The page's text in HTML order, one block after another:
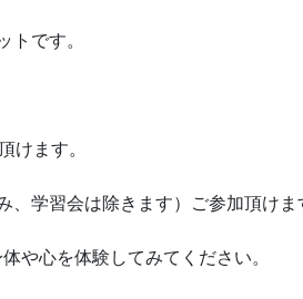
トです。
けます。
学習会は除きます）ご参加頂けま
や心を体験してみてください。